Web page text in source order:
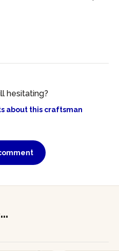
hesitating?
about this craftsman